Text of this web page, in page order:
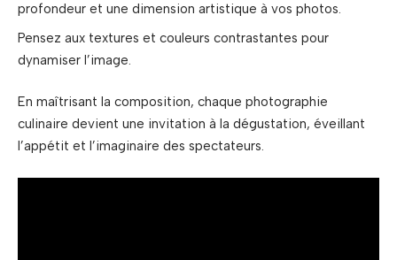
profondeur et une dimension artistique à vos photos.
Pensez aux textures et couleurs contrastantes pour
dynamiser l’image.
En maîtrisant la composition, chaque photographie
culinaire devient une invitation à la dégustation, éveillant
l’appétit et l’imaginaire des spectateurs.